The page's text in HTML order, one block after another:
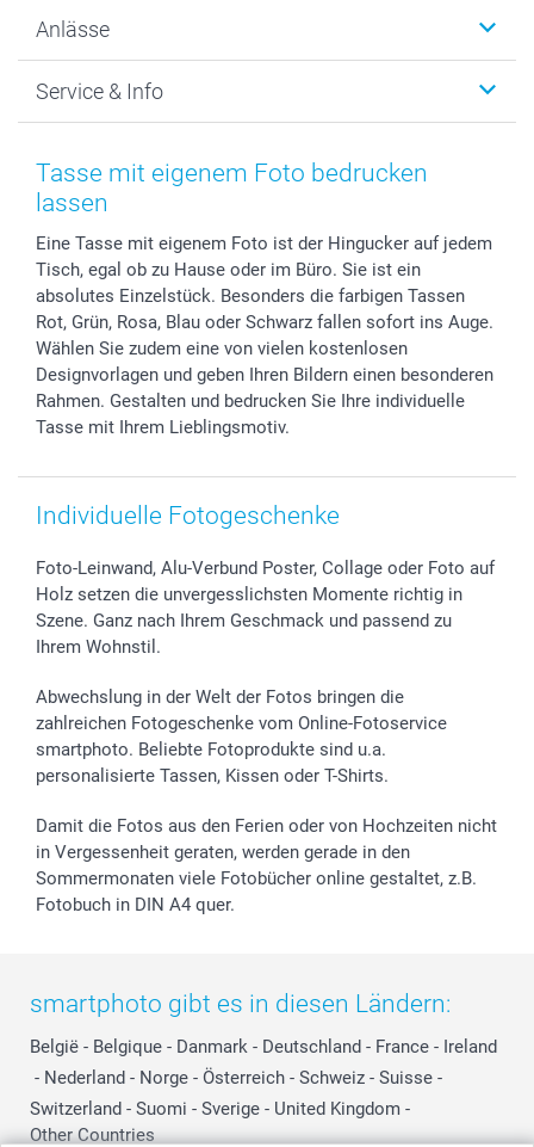
MyNameBook
Fotoabzüge, Fotos als Buch & Poster
Zubehör & Material
Foto-Kalender & Agenden
Geschenk-Gutscheine (PDF)
Warum smartphoto
Datenschutz
AGB
Impressum
Partnerprogramme
Investor Relations
B2B smartbusiness
Widerrufsrecht
Anlässe
Neujahr
Muttertag
Vatertag
Hochzeit
Geburtstag
Geburt
Zu allen Anlässen
Service & Info
Preise und Versandkosten
Lieferfristen
Zahlungsmöglichkeiten
Anmelden /Registrieren
Sitemap
Status der Bestellung
smartfriends
smartgarantie
Tasse mit eigenem Foto bedrucken
lassen
Eine Tasse mit eigenem Foto ist der Hingucker auf jedem
Tisch, egal ob zu Hause oder im Büro. Sie ist ein
absolutes Einzelstück. Besonders die farbigen Tassen
Rot, Grün, Rosa, Blau oder Schwarz fallen sofort ins Auge.
Wählen Sie zudem eine von vielen kostenlosen
Designvorlagen und geben Ihren Bildern einen besonderen
Rahmen. Gestalten und bedrucken Sie Ihre individuelle
Tasse mit Ihrem Lieblingsmotiv.
Individuelle Fotogeschenke
Foto-Leinwand, Alu-Verbund Poster, Collage oder Foto auf
Holz setzen die unvergesslichsten Momente richtig in
Szene. Ganz nach Ihrem Geschmack und passend zu
Ihrem Wohnstil.
Abwechslung in der Welt der Fotos bringen die
zahlreichen Fotogeschenke vom Online-Fotoservice
smartphoto. Beliebte Fotoprodukte sind u.a.
personalisierte Tassen, Kissen oder T-Shirts.
Damit die Fotos aus den Ferien oder von Hochzeiten nicht
in Vergessenheit geraten, werden gerade in den
Sommermonaten viele Fotobücher online gestaltet, z.B.
Fotobuch in DIN A4 quer.
smartphoto gibt es in diesen Ländern:
België - Belgique - Danmark - Deutschland - France - Ireland
- Nederland - Norge - Österreich - Schweiz - Suisse -
Switzerland - Suomi - Sverige - United Kingdom -
Other Countries